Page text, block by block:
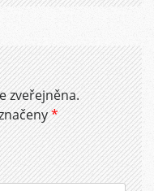
zveřejněna.
*